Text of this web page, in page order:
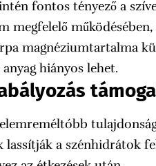
fontos tényező a
megfelelő
magnéziumtartalma
hiányos lehet.
a szénhidrátok